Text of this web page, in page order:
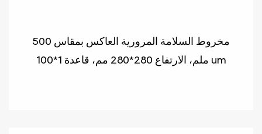
مخروط السلامة المرورية العاكس بمقاس 500
ملم، الارتفاع 280*280 مم، قاعدة 1*100 um